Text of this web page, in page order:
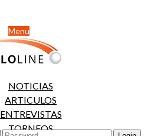
Menu
NOTICIAS
ARTICULOS
ENTREVISTAS
TORNEOS